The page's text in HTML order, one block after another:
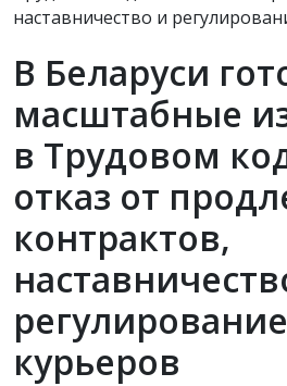
В Беларуси
масштабные
в Трудовом
отказ от
контрактов,
курьеров